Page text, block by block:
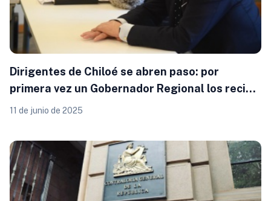
Dirigentes de Chiloé se abren paso: por
primera vez un Gobernador Regional los recibe
para abordar la seguridad
11 de junio de 2025